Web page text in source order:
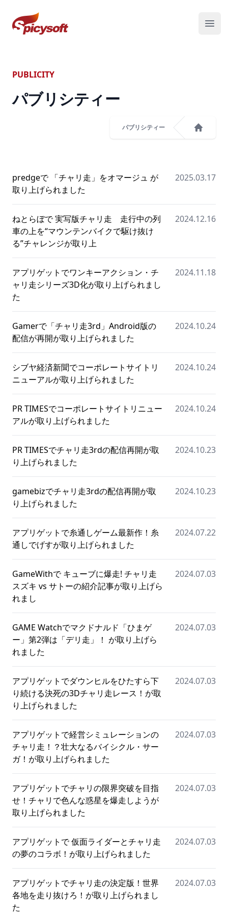
スパイシーソフト株式会社
メニ
PUBLICITY
パブリシティー
パブリシティー
predgeで 「チャリ走」をオマージュ が
取り上げられました
2025.03.17
ねとらぼで 実写版チャリ走 走行中の列
車の上を“マウンテンバイクで駆け抜け
る”チャレンジが取り上
2024.12.16
アプリゲットでワンキーアクション・チ
ャリ走シリーズ3D化が取り上げられまし
た
2024.11.18
Gamerで「チャリ走3rd」Android版の
配信が再開が取り上げられました
2024.10.24
シブヤ経済新聞でコーポレートサイトリ
ニューアルが取り上げられました
2024.10.24
PR TIMESでコーポレートサイトリニュー
アルが取り上げられました
2024.10.24
PR TIMESでチャリ走3rdの配信再開が取
り上げられました
2024.10.23
gamebizでチャリ走3rdの配信再開が取
り上げられました
2024.10.23
アプリゲットで糸通しゲーム最新作！糸
通しでげすが取り上げられました
2024.07.22
GameWithで キューブに爆走! チャリ走
スズキ vs サトーの紹介記事が取り上げら
れまし
2024.07.03
GAME Watchでマクドナルド「ひまゲ
ー」第2弾は「デリ走」！ が取り上げら
れました
2024.07.03
アプリゲットでダウンヒルをひたすら下
り続ける決死の3Dチャリ走レース！が取
り上げられました
2024.07.03
アプリゲットで経営シミュレーションの
チャリ走！？壮大なるバイシクル・サー
ガ！が取り上げられました
2024.07.03
アプリゲットでチャリの限界突破を目指
せ！チャリで色んな惑星を爆走しようが
取り上げられました
2024.07.03
アプリゲットで 仮面ライダーとチャリ走
の夢のコラボ！が取り上げられました
2024.07.03
アプリゲットでチャリ走の決定版！世界
各地を走り抜けろ！が取り上げられまし
た
2024.07.03